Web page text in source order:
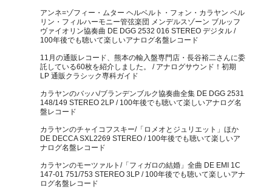
アンネ=ゾフィー・ムター ヘルベルト・フォン・カラヤン ベル
リン・フィルハーモニー管弦楽団 メンデルスゾーン ブルッフ
ヴァイオリン協奏曲 DE DGG 2532 016 STEREO デジタル /
100年後でも聴いて楽しいアナログ名盤レコード
11月の通販レコード、熊本の輸入盤専門店・長谷裕二さんに委
託している60枚を紹介しました。 / アナログサウンド！初期
LP 通販クラシック専科ガイド
カラヤンのバッハ/ブランデンブルク協奏曲全集 DE DGG 2531
148/149 STEREO 2LP / 100年後でも聴いて楽しいアナログ名
盤レコード
カラヤンのチャイコフスキー/「ロメオとジュリエット」ほか
DE DECCA SXL2269 STEREO / 100年後でも聴いて楽しいア
ナログ名盤レコード
カラヤンのモーツァルト/「フィガロの結婚」全曲 DE EMI 1C
147-01 751/753 STEREO 3LP / 100年後でも聴いて楽しいアナ
ログ名盤レコード